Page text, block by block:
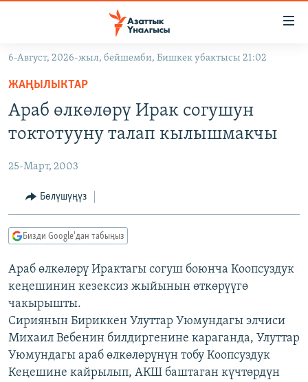
Навигацияга
өтүңүз
Издөөгө
салыңыз
КЫРГЫЗСТАН
КЫРГЫЗСТАН
ЭКОНОМИКА
МАДАНИЯТ
ДҮЙНӨ
БОРБОР АЗИЯ
АТАЙЫН ИЛИКТӨӨ
ТВ ПРОГРАММАЛАР
ЭКСПЕРТТЕР ТАЛДАЙТ
БИЗ ЖАНА ДҮЙНӨ
ЭЖЕ-СИҢДИЛЕР
ЫҢГАЙСЫЗ СУРООЛОР
ӨЗГӨЧӨ ПИКИР
Русский
ОНЛАЙН ШЕРИНЕ
6-Август, 2026-жыл, бейшемби, Бишкек убактысы 21:02
ЖАҢЫЛЫКТАР
Араб өлкөлөрү Ирак согушун
токтотууну талап кылышмакчы
25-Март, 2003
Бөлүшүңүз
Бизди Google'дан табыңыз
Араб өлкөлөрү Ирактагы согуш боюнча Коопсуздук
кеңешинин кезексиз жыйынын өткөрүүгө
чакырышты.
Сириянын Бириккен Улуттар Уюмундагы элчиси
Михаил Вебенин билдиргенине караганда, Улуттар
Уюмундагы араб өлкөлөрүнүн тобу Коопсуздук
Кеңешине кайрылып, АКШ баштаган күчтөрдүн